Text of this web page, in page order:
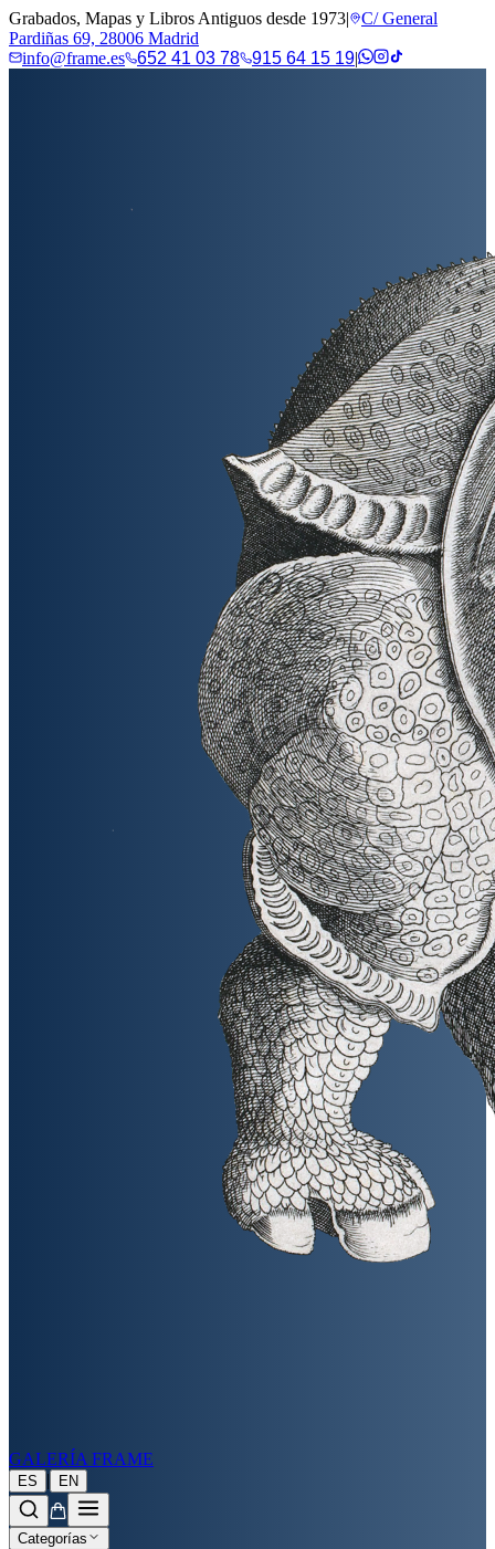
Grabados, Mapas y Libros Antiguos desde 1973|
C/ General
Pardiñas 69, 28006 Madrid
info@frame.es
652 41 03 78 915 64 15 19|
GALERÍA FRAME
ES | EN
Categorías